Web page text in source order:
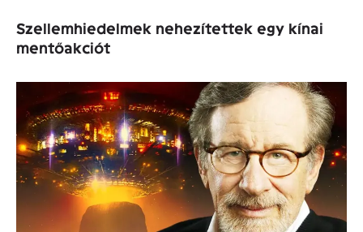
Szellemhiedelmek nehezítettek egy kínai
mentőakciót